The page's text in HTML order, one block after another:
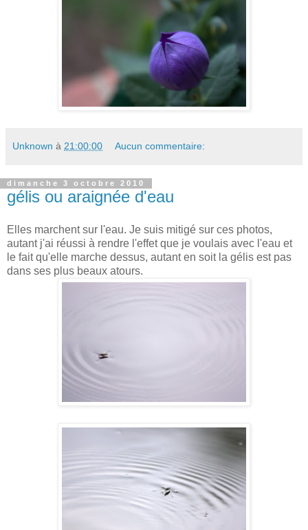
Unknown à 21:00:00 Aucun commentaire:
dimanche 3 octobre 2010
gélis ou araignée d'eau
Elles marchent sur l'eau. Je suis mitigé sur ces photos,
autant j'ai réussi à rendre l'effet que je voulais avec l'eau et
le fait qu'elle marche dessus, autant en soit la gélis est pas
dans ses plus beaux atours.